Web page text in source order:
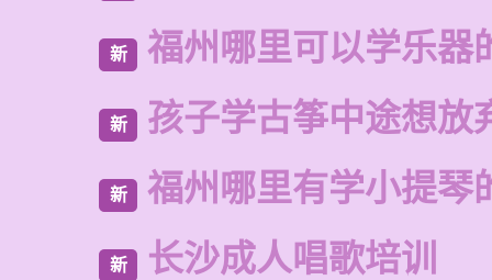
新 福州哪里可以学乐器
新 孩子学古筝中途想放
新 福州哪里有学小提琴
新 长沙成人唱歌培训